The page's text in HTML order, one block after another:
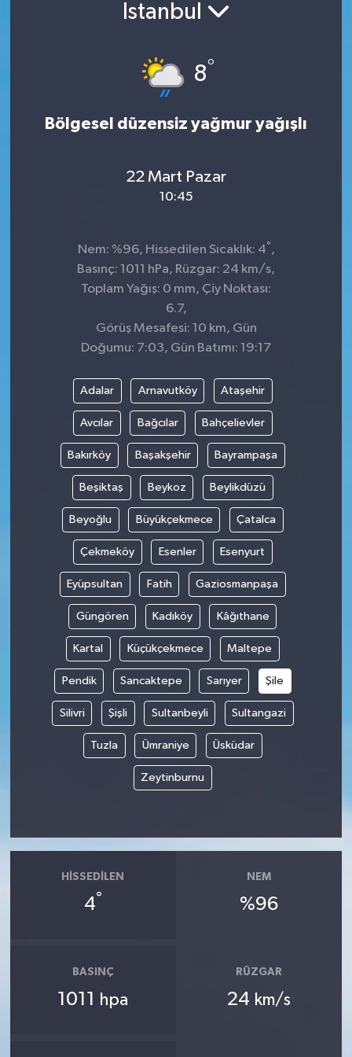
İstanbul
8°
Bölgesel düzensiz yağmur yağışlı
22 Mart Pazar
10:45
Nem: %96, Hissedilen Sıcaklık: 4° ,
Basınç: 1011 hPa, Rüzgar: 24 km/s,
Toplam Yağış: 0 mm, Çiy Noktası:
6.7,
Görüş Mesafesi: 10 km, Gün
Doğumu: 7:03, Gün Batımı: 19:17
Adalar Arnavutköy Ataşehir
Avcılar Bağcılar Bahçelievler
Bakırköy Başakşehir Bayrampaşa
Beşiktaş Beykoz Beylikdüzü
Beyoğlu Büyükçekmece Çatalca
Çekmeköy Esenler Esenyurt
Eyüpsultan Fatih Gaziosmanpaşa
Güngören Kadıköy Kâğıthane
Kartal Küçükçekmece Maltepe
Pendik Sancaktepe Sarıyer Şile
Silivri Şişli Sultanbeyli Sultangazi
Tuzla Ümraniye Üsküdar
Zeytinburnu
HISSEDILEN
4°
NEM
%96
BASINÇ
1011 hpa
RÜZGAR
24 km/s